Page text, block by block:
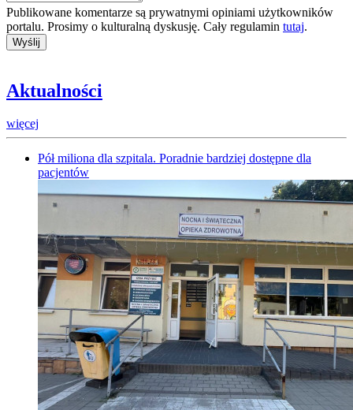
Publikowane komentarze są prywatnymi opiniami użytkowników
portalu. Prosimy o kulturalną dyskusję. Cały regulamin tutaj.
Aktualności
więcej
Pół miliona dla szpitala. Poradnie bardziej dostępne dla
pacjentów